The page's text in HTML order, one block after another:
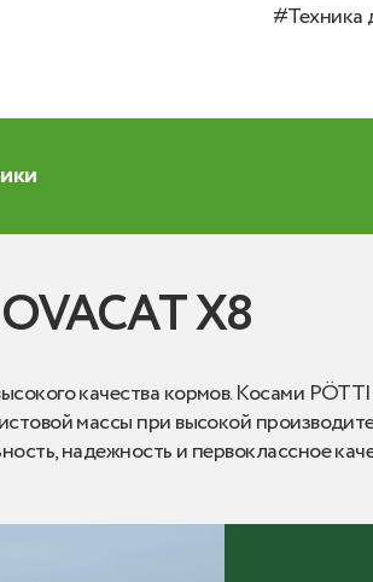
#Техника
X8
качества кормов. Косами
массы при высокой
надежность и первоклассное